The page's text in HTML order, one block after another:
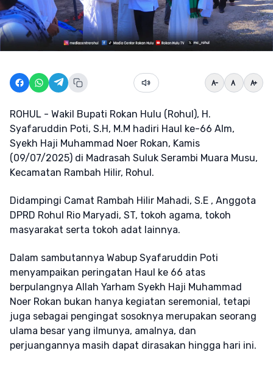
ROHUL - Wakil Bupati Rokan Hulu (Rohul), H.
Syafaruddin Poti, S.H, M.M hadiri Haul ke-66 Alm,
Syekh Haji Muhammad Noer Rokan, Kamis
(09/07/2025) di Madrasah Suluk Serambi Muara Musu,
Kecamatan Rambah Hilir, Rohul.
Didampingi Camat Rambah Hilir Mahadi, S.E , Anggota
DPRD Rohul Rio Maryadi, ST, tokoh agama, tokoh
masyarakat serta tokoh adat lainnya.
Dalam sambutannya Wabup Syafaruddin Poti
menyampaikan peringatan Haul ke 66 atas
berpulangnya Allah Yarham Syekh Haji Muhammad
Noer Rokan bukan hanya kegiatan seremonial, tetapi
juga sebagai pengingat sosoknya merupakan seorang
ulama besar yang ilmunya, amalnya, dan
perjuangannya masih dapat dirasakan hingga hari ini.